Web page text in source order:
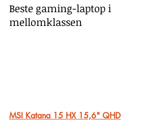
Beste gaming-laptop i
mellomklassen
MSI Katana 15 HX 15,6" QHD